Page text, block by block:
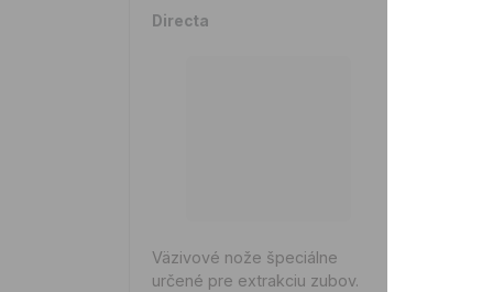
Directa
Väzivové nože špeciálne
určené pre extrakciu zubov.